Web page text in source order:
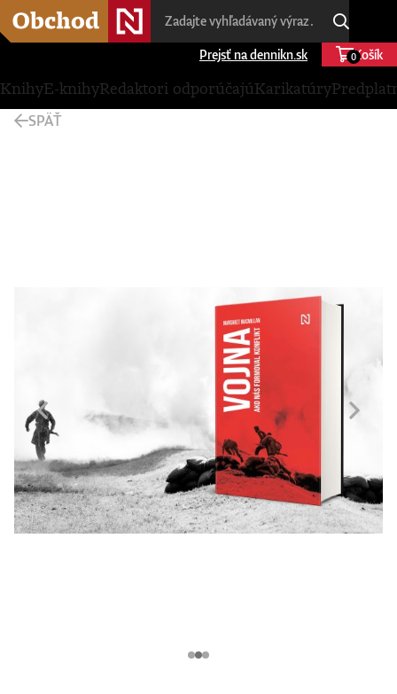
Prejsť na dennikn.sk Košík
0
KnihyE-knihyRedaktori odporúčajúKarikatúry
SPÄŤ